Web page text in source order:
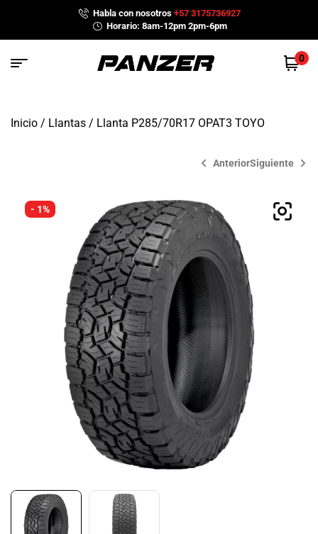
Habla con nosotros+57 3175736927
Horario: 8am-12pm 2pm-6pm
0
Inicio / Llantas / Llanta P285/70R17 OPAT3 TOYO
Anterior
$ 1,050,000
Siguiente
$1,345,200
$ 1,298,000
- 1%